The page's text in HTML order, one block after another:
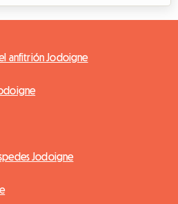
anfitrión Jodoigne
Jodoigne